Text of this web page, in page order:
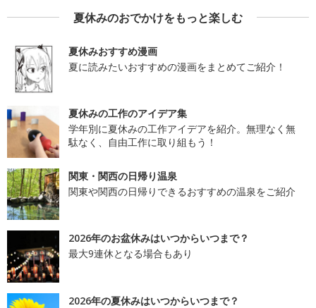
夏休みのおでかけをもっと楽しむ
夏休みおすすめ漫画
夏に読みたいおすすめの漫画をまとめてご紹介！
夏休みの工作のアイデア集
学年別に夏休みの工作アイデアを紹介。無理なく無
駄なく、自由工作に取り組もう！
関東・関西の日帰り温泉
関東や関西の日帰りできるおすすめの温泉をご紹介
2026年のお盆休みはいつからいつまで？
最大9連休となる場合もあり
2026年の夏休みはいつからいつまで？